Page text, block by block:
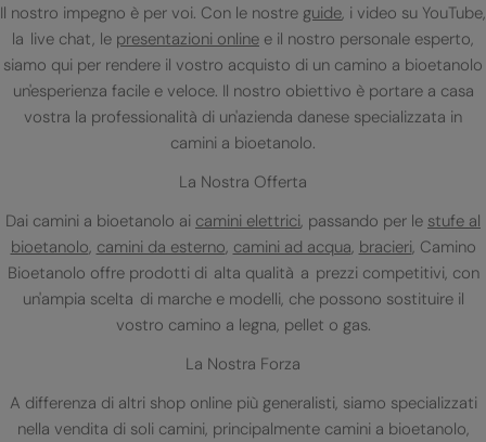
Il nostro impegno è per voi. Con le nostre guide, i video su YouTube,
la live chat, le presentazioni online e il nostro personale esperto,
siamo qui per rendere il vostro acquisto di un camino a bioetanolo
un'esperienza facile e veloce. Il nostro obiettivo è portare a casa
vostra la professionalità di un'azienda danese specializzata in
camini a bioetanolo.
La Nostra Offerta
Dai camini a bioetanolo ai camini elettrici, passando per le stufe al
bioetanolo, camini da esterno, camini ad acqua, bracieri, Camino
Bioetanolo offre prodotti di alta qualità a prezzi competitivi, con
un'ampia scelta di marche e modelli, che possono sostituire il
vostro camino a legna, pellet o gas.
La Nostra Forza
A differenza di altri shop online più generalisti, siamo specializzati
nella vendita di soli camini, principalmente camini a bioetanolo,